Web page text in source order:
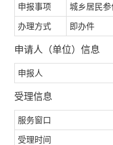
申报事项 城乡居民
办理方式 即办件
申请人（单位）信息
申报人
受理信息
服务窗口
受理时间